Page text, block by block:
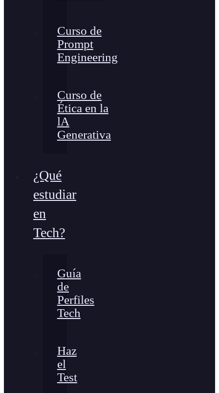
Curso de
Prompt
Engineering
Curso de
Ética en la
lA
Generativa
¿Qué
estudiar
en
Tech?
Guía
de
Perfiles
Tech
Haz
el
Test